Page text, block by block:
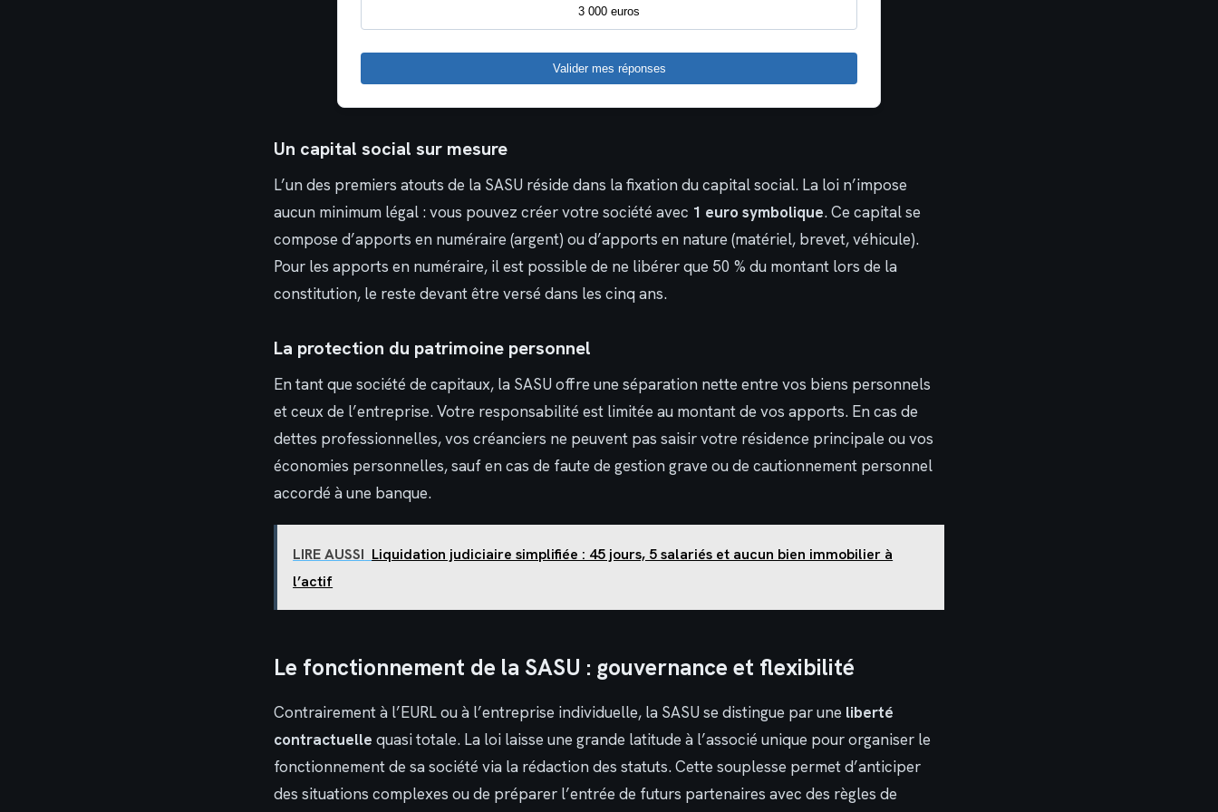
3 000 euros
Valider mes réponses
Un capital social sur mesure
L’un des premiers atouts de la SASU réside dans la fixation du capital social. La loi n’impose
aucun minimum légal : vous pouvez créer votre société avec 1 euro symbolique. Ce capital se
compose d’apports en numéraire (argent) ou d’apports en nature (matériel, brevet, véhicule).
Pour les apports en numéraire, il est possible de ne libérer que 50 % du montant lors de la
constitution, le reste devant être versé dans les cinq ans.
La protection du patrimoine personnel
En tant que société de capitaux, la SASU offre une séparation nette entre vos biens personnels
et ceux de l’entreprise. Votre responsabilité est limitée au montant de vos apports. En cas de
dettes professionnelles, vos créanciers ne peuvent pas saisir votre résidence principale ou vos
économies personnelles, sauf en cas de faute de gestion grave ou de cautionnement personnel
accordé à une banque.
LIRE AUSSI Liquidation judiciaire simplifiée : 45 jours, 5 salariés et aucun bien immobilier à
l’actif
Le fonctionnement de la SASU : gouvernance et flexibilité
Contrairement à l’EURL ou à l’entreprise individuelle, la SASU se distingue par une liberté
contractuelle quasi totale. La loi laisse une grande latitude à l’associé unique pour organiser le
fonctionnement de sa société via la rédaction des statuts. Cette souplesse permet d’anticiper
des situations complexes ou de préparer l’entrée de futurs partenaires avec des règles de